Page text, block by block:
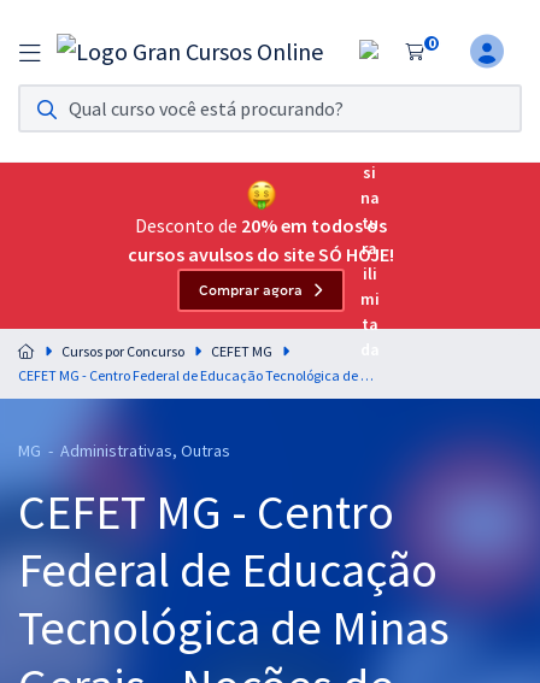
0
Assinatura Ilimitada 11
Acesso a todos os cursos. Teste grátis por 7 dias!
Assinatura OAB Até Passar
Acesso ilimitado a toda preparação para o Exame da
Residências Multiprofissionais
Preparação completa e intensiva para as principais
residências em saúde do Brasil
Cursos 20% OFF
Pós
Graduação
OAB
Desconto de 20% em todos os
cursos avulsos do site SÓ HOJE!
Comprar agora
Cursos por Concurso
CEFET MG
CEFET MG - Centro Federal de Educação Tecnológica de Minas Gerais - Noções de Informática para os Cargos de Nível Médio - Professor: Fabrício Melo
MG - Administrativas, Outras
CEFET MG - Centro
Federal de Educação
Tecnológica de Minas